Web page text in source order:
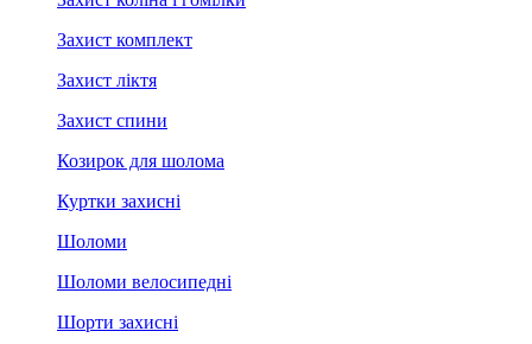
Захист комплект
Захист ліктя
Захист спини
Козирок для шолома
Куртки захисні
Шоломи
Шоломи велосипедні
Шорти захисні